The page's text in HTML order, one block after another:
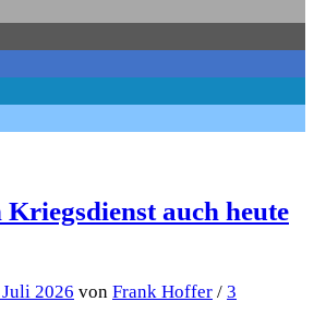
auch heute
2026 von Frank Hoffer / 3